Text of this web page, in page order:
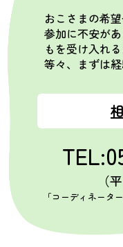
おこさまの希
参加に不安が
もを受け入れ
等々、まずは
（
「コーディネータ